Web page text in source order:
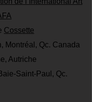
Cossette
Montréal, Qc. Canada
Autriche
Saint-Paul, Qc.